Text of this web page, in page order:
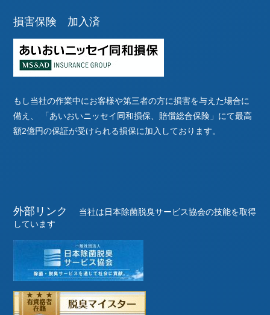
損害保険 加入済
もし当社の作業中にお客様や第三者の方に損害を与えた場合に
備え、
「あいおいニッセイ同和損保、賠償総合保険」にて最高
額2億円の保証が受けられる損保に加入しております。
外部リンク
当社は日本除菌脱臭サービス協会の技能を取得
しています